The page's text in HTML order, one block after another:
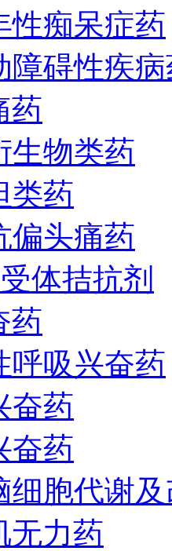
性痴呆症药
障碍性疾
药
生物类药
类药
偏头痛药
体拮抗剂
药
呼吸兴奋药
奋药
奋药
细胞代谢
无力药